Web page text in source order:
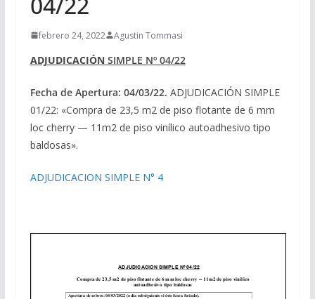
febrero 24, 2022 Agustin Tommasi
ADJUDICACIÓNSIMPLE Nº 04/22
Fecha de Apertura: 04/03/22. ADJUDICACIÓN SIMPLE
01/22: «Compra de 23,5 m2 de piso flotante de 6 mm
loc cherry — 11m2 de piso vinílico autoadhesivo tipo
baldosas».
ADJUDICACION SIMPLE N° 4